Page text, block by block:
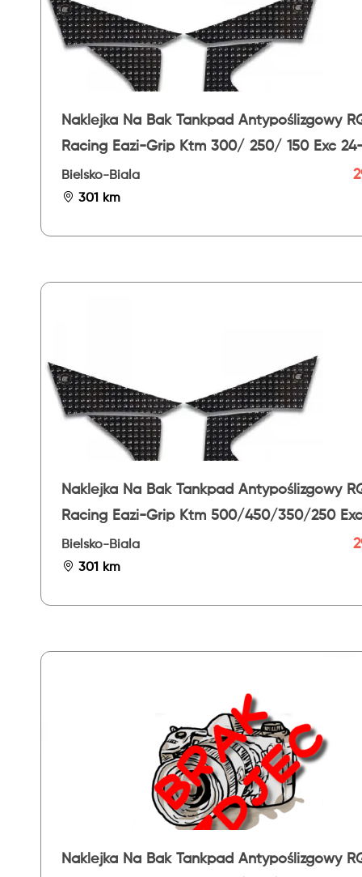
Naklejka Na Bak Tankpad Antypoślizgowy
Racing Eazi-Grip Ktm 300/ 250/ 150 Exc
Evo
Bielsko-Biala
301 km
Naklejka Na Bak Tankpad Antypoślizgowy
Racing Eazi-Grip Ktm 500/450/350/250
24- - Evo
Bielsko-Biala
301 km
Naklejka Na Bak Tankpad Antypoślizgowy